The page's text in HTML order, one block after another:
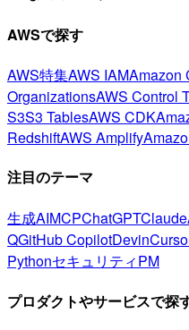
AWSで探す
AWS特集AWS IAMAmazon
OrganizationsAWS Control
S3S3 TablesAWS CDK
RedshiftAWS Amplify
注目のテーマ
生成AIMCPChatGPTClaude
QGitHub CopilotDevin
PythonセキュリティPM
プロダクトやサービスで探